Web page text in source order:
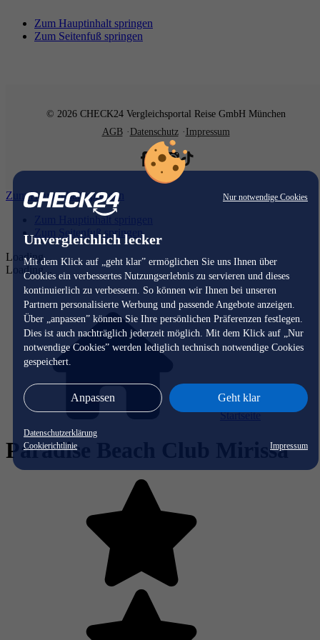
Nur notwendige Cookies
Unvergleichlich lecker
Mit dem Klick auf „geht klar” ermöglichen Sie uns Ihnen über
Cookies ein verbessertes Nutzungserlebnis zu servieren und dieses
kontinuierlich zu verbessern. So können wir Ihnen bei unseren
Partnern personalisierte Werbung und passende Angebote anzeigen.
Über „anpassen” können Sie Ihre persönlichen Präferenzen festlegen.
Dies ist auch nachträglich jederzeit möglich. Mit dem Klick auf „Nur
notwendige Cookies” werden lediglich technisch notwendige Cookies
gespeichert.
Anpassen Geht klar
Datenschutzerklärung
Cookierichtlinie
Impressum
Zum Hauptinhalt springen
Zum Seitenfuß springen
© 2026 CHECK24 Vergleichsportal Reise GmbH München
AGB
Datenschutz Impressum
Zum Hauptinhalt springen
Zum Hauptinhalt springen
Zum Seitenfuß springen
Loading...
Loading...
Startseite
Paradise Beach Club Mirissa